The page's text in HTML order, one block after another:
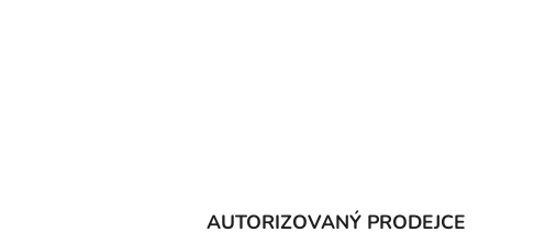
AUTORIZOVANÝ PRODEJCE